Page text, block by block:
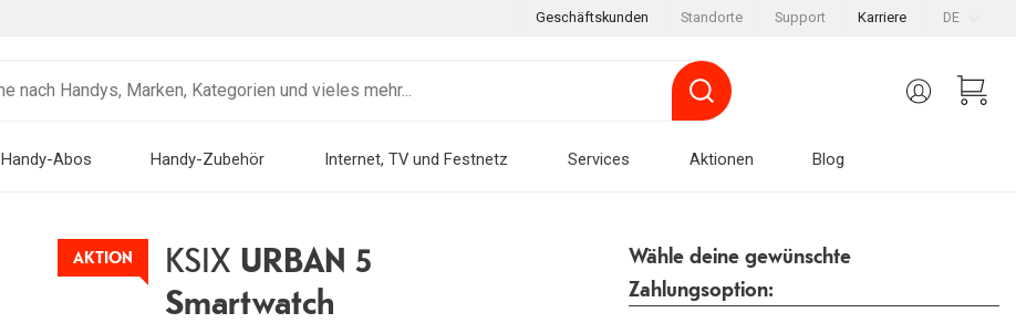
DE
Geschäftskunden Standorte Support Karriere
Handy-Abos Handy-Zubehör Internet, TV und Festnetz Services Aktionen Blog
AKTION KSIX URBAN 5
Smartwatch
Wähle deine gewünschte
Zahlungsoption: